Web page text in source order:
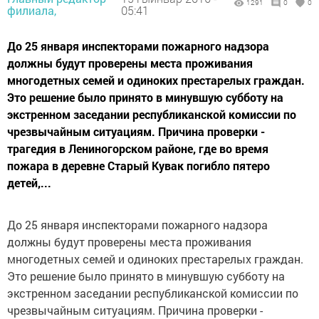
филиала,
05:41
1291 0 0
До 25 января инспекторами пожарного надзора
должны будут проверены места проживания
многодетных семей и одиноких престарелых граждан.
Это решение было принято в минувшую субботу на
экстренном заседании республиканской комиссии по
чрезвычайным ситуациям. Причина проверки -
трагедия в Лениногорском районе, где во время
пожара в деревне Старый Кувак погибло пятеро
детей,...
До 25 января инспекторами пожарного надзора
должны будут проверены места проживания
многодетных семей и одиноких престарелых граждан.
Это решение было принято в минувшую субботу на
экстренном заседании республиканской комиссии по
чрезвычайным ситуациям. Причина проверки -